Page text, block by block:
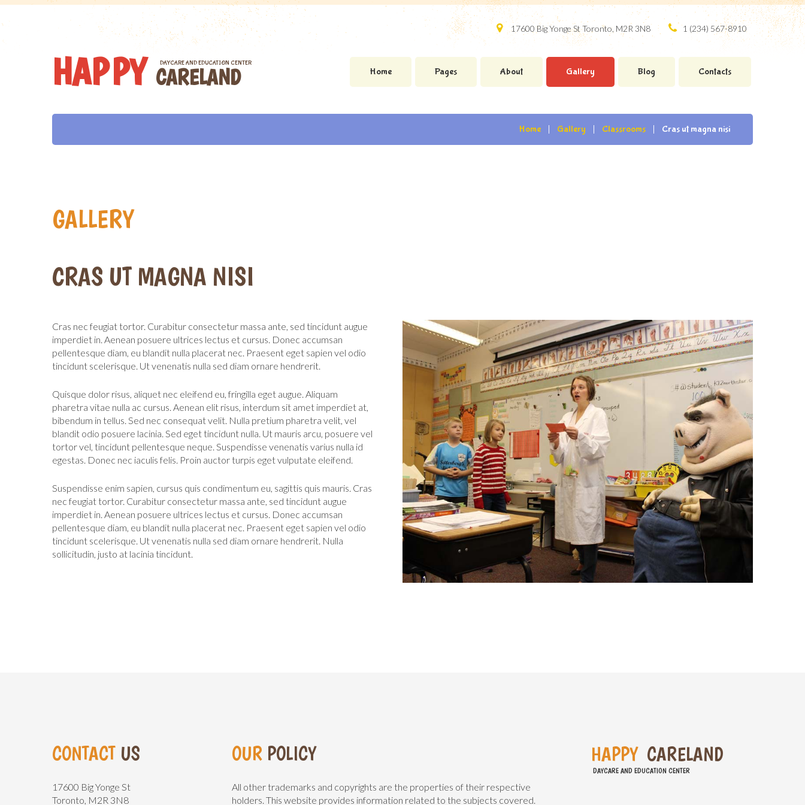
17600 Big Yonge St Toronto, M2R 3N8 1 (234) 567-8910
HAPPY CARELAND
DAYCARE AND EDUCATION CENTER
Home Pages About Gallery Blog Contacts
Home Gallery Classrooms Cras ut magna nisi
GALLERY
CRAS UT MAGNA NISI
Cras nec feugiat tortor. Curabitur consectetur massa ante, sed tincidunt augue
imperdiet in. Aenean posuere ultrices lectus et cursus. Donec accumsan
pellentesque diam, eu blandit nulla placerat nec. Praesent eget sapien vel odio
tincidunt scelerisque. Ut venenatis nulla sed diam ornare hendrerit.
Quisque dolor risus, aliquet nec eleifend eu, fringilla eget augue. Aliquam
pharetra vitae nulla ac cursus. Aenean elit risus, interdum sit amet imperdiet at,
bibendum in tellus. Sed nec consequat velit. Nulla pretium pharetra velit, vel
blandit odio posuere lacinia. Sed eget tincidunt nulla. Ut mauris arcu, posuere vel
tortor vel, tincidunt pellentesque neque. Suspendisse venenatis varius nulla id
egestas. Donec nec iaculis felis. Proin auctor turpis eget vulputate eleifend.
Suspendisse enim sapien, cursus quis condimentum eu, sagittis quis mauris. Cras
nec feugiat tortor. Curabitur consectetur massa ante, sed tincidunt augue
imperdiet in. Aenean posuere ultrices lectus et cursus. Donec accumsan
pellentesque diam, eu blandit nulla placerat nec. Praesent eget sapien vel odio
tincidunt scelerisque. Ut venenatis nulla sed diam ornare hendrerit. Nulla
sollicitudin, justo at lacinia tincidunt.
CONTACT US
17600 Big Yonge St
Toronto, M2R 3N8
OUR POLICY
All other trademarks and copyrights are the properties of their respective
holders. This website provides information related to the subjects covered.
HAPPY CARELAND
DAYCARE AND EDUCATION CENTER